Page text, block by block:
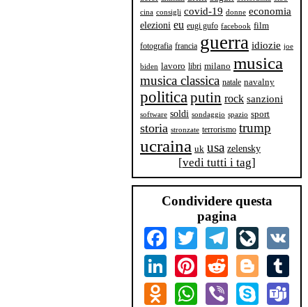
cina consigli covid-19 donne economia
elezioni eu eugi gufo facebook film
fotografia francia guerra idiozie joe
biden lavoro libri milano musica
musica classica natale navalny
politicaputin rock sanzioni
software soldi sondaggio spazio sport
storia stronzate terrorismo trump
ucraina uk usa zelensky
[vedi tutti i tag]
Condividere questa
pagina
FacebookTwitter Telegram
LinkedInPinterestReddit Blogger
Odnoklassniki
WhatsApp
Viber Skype